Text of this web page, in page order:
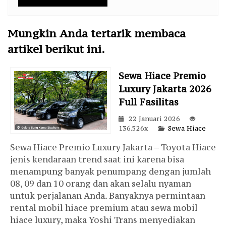
Mungkin Anda tertarik membaca
artikel berikut ini.
Sewa Hiace Premio
Luxury Jakarta 2026
Full Fasilitas
22 Januari 2026
136.526x
Sewa Hiace
Sewa Hiace Premio Luxury Jakarta – Toyota Hiace
jenis kendaraan trend saat ini karena bisa
menampung banyak penumpang dengan jumlah
08, 09 dan 10 orang dan akan selalu nyaman
untuk perjalanan Anda. Banyaknya permintaan
rental mobil hiace premium atau sewa mobil
hiace luxury, maka Yoshi Trans menyediakan